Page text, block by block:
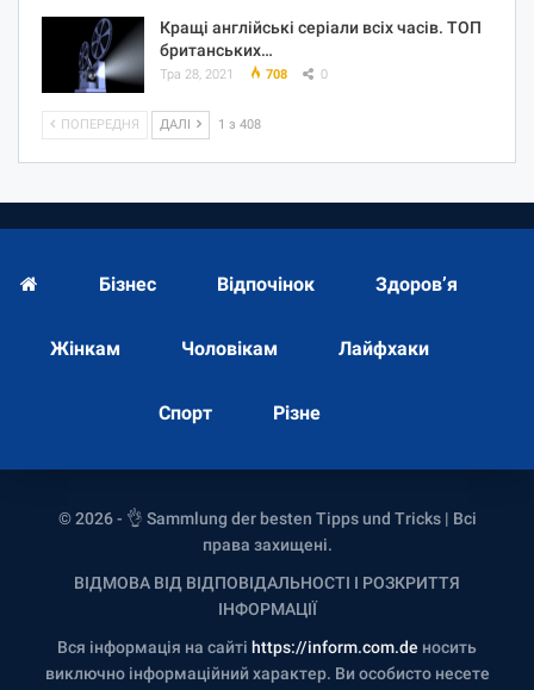
Кращі англійські серіали всіх часів. ТОП
британських…
Тра 28, 2021 708 0
ПОПЕРЕДНЯ ДАЛІ 1 з 408
Бізнес Відпочінок Здоров’я
Жінкам Чоловікам Лайфхаки
Спорт Різне
© 2026 - 👌 Sammlung der besten Tipps und Tricks | Всі
права захищені.
ВІДМОВА ВІД ВІДПОВІДАЛЬНОСТІ І РОЗКРИТТЯ
ІНФОРМАЦІЇ
Вся інформація на сайті https://inform.com.de носить
виключно інформаційний характер. Ви особисто несете